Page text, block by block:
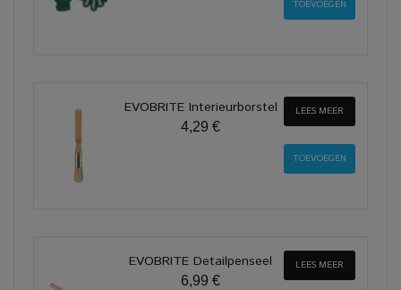
EVOBRITE Interieurborstel
4,29 €
LEES MEER
EVOBRITE Detailpenseel
6,99 €
LEES MEER